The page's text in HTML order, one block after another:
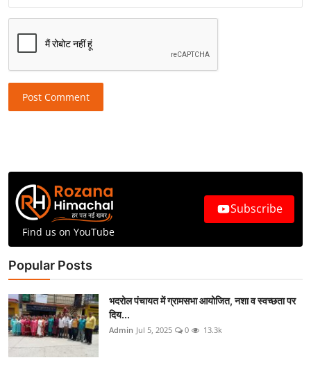
Post Comment
Find us on YouTube
Subscribe
Popular Posts
भदरोल पंचायत में ग्रामसभा आयोजित, नशा व स्वच्छता पर
दिय...
Admin Jul 5, 2025 0 13.3k